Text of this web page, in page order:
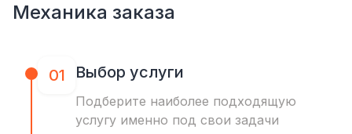
Механика заказа
01 Выбор услуги
Подберите наиболее подходящую
услугу именно под свои задачи